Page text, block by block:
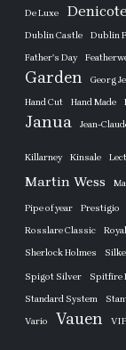
De Luxe
Dublin Castle
Dublin
Father's Day
Garden Georg
Hand Cut
Hand Made
Janua Jean-
Killarney Kinsale
Martin Wess
Pipe of year Prestigio
Rosslare Classic
Sherlock Holmes
Spigot Silver Spitfire
Standard System
Vario
Vauen